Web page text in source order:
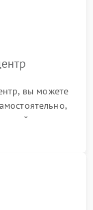
вы можете
сайте